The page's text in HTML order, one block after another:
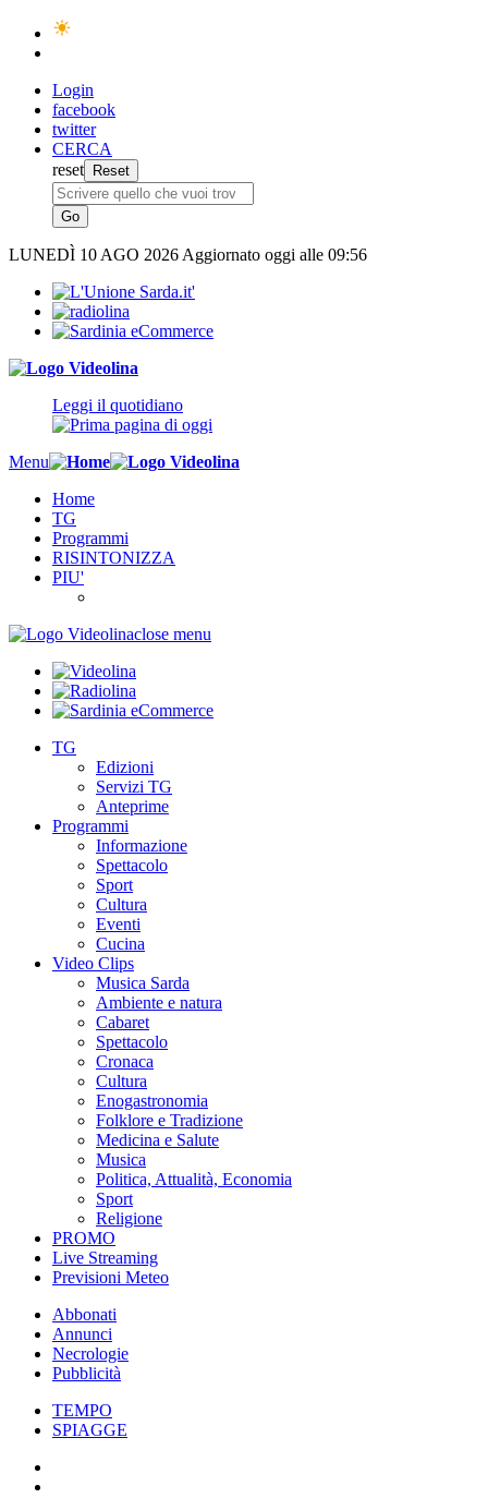
Login
facebook
twitter
CERCA
reset
LUNEDÌ 10 AGO 2026 Aggiornato oggi alle 09:56
Leggi il quotidiano
Menu
Home
TG
Programmi
RISINTONIZZA
PIU'
close menu
TG
Edizioni
Servizi TG
Anteprime
Programmi
Informazione
Spettacolo
Sport
Cultura
Eventi
Cucina
Video Clips
Musica Sarda
Ambiente e natura
Cabaret
Spettacolo
Cronaca
Cultura
Enogastronomia
Folklore e Tradizione
Medicina e Salute
Musica
Politica, Attualità, Economia
Sport
Religione
PROMO
Live Streaming
Previsioni Meteo
Abbonati
Annunci
Necrologie
Pubblicità
TEMPO
SPIAGGE